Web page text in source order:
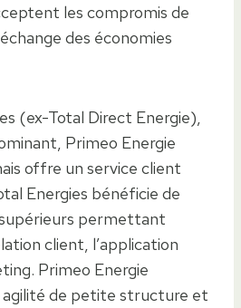
les compromis de
des économies
(ex-Total Direct Energie),
Primeo Energie
offre un service client
Energies bénéficie de
permettant
client, l’application
Primeo Energie
agilité de petite structure et